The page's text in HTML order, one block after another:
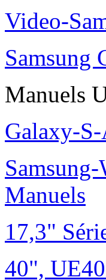
Video-
Samsung
Manuels
Galaxy-
Manuels
17,3"
40",